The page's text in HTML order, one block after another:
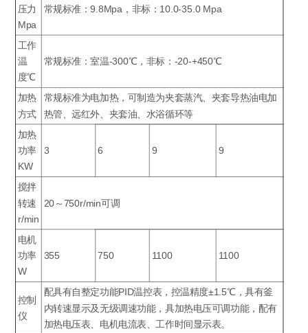
压力
Mpa
常规标准：9.8Mpa，非标：10.0-35.0 Mpa
工作
温
度℃
常规标准：室温-300℃，非标：-20-+450℃
加热
方式
常规标准为电加热，可制造为夹套蒸汽、夹套导热油电加
热管、远红外、夹套油、水浴循环等
加热
功率
KW
3 6 9 9
搅拌
转速
r/min
20～750r/min可调
电机
功率
W
355 750 1100 1100
控制
仪
配具有自整定功能PID温控表，控温精度±1.5℃，具有釜
内转速显示及无级调速功能，具加热电压可调功能，配有
加热电压表、电机电流表、工作时间显示表。